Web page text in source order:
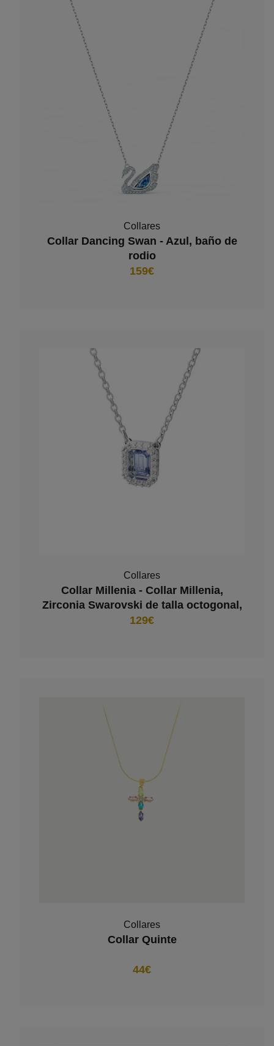
Collares
Collar Dancing Swan - Azul, baño de
rodio
159€
Collares
Collar Millenia - Collar Millenia,
Zirconia Swarovski de talla octogonal,
Azul, Baño de rodio
129€
Collares
Collar Quinte
44€